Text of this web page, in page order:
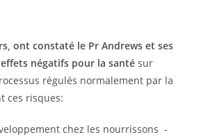
ont constaté le Pr Andrews et ses
négatifs pour la santé sur
régulés normalement par la
ces risques:
chez les nourrissons -